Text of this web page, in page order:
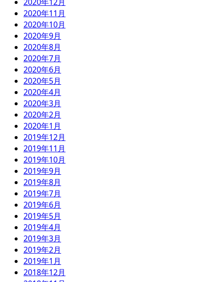
2020年11月
2020年10月
2020年9月
2020年8月
2020年7月
2020年6月
2020年5月
2020年4月
2020年3月
2020年2月
2020年1月
2019年12月
2019年11月
2019年10月
2019年9月
2019年8月
2019年7月
2019年6月
2019年5月
2019年4月
2019年3月
2019年2月
2019年1月
2018年12月